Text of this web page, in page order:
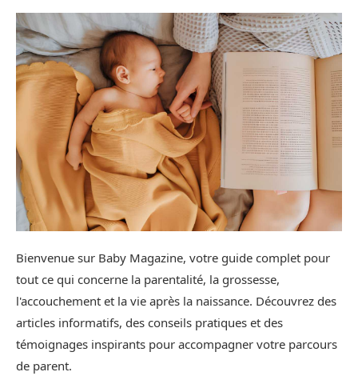
Bienvenue sur Baby Magazine, votre guide complet pour
tout ce qui concerne la parentalité, la grossesse,
l'accouchement et la vie après la naissance. Découvrez des
articles informatifs, des conseils pratiques et des
témoignages inspirants pour accompagner votre parcours
de parent.